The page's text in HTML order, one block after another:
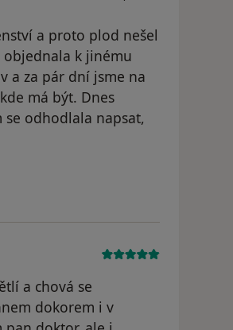
a proto plod nešel
k jinému
a za pár dní jsme na
má být. Dnes
odhodlala napsat,
a chová se
dokorem i v